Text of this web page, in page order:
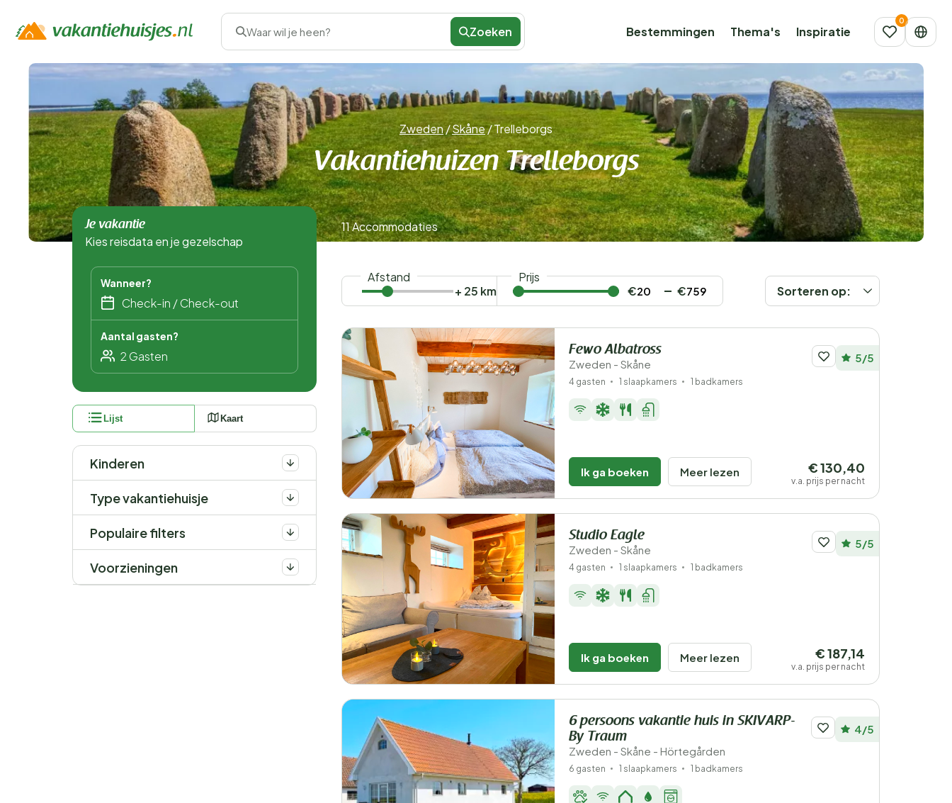
Waar wil je heen? Zoeken Bestemmingen Thema's Inspiratie
Zweden/Skåne/Trelleborgs
Vakantiehuizen Trelleborgs
Je vakantie
Kies reisdata en je gezelschap
Wanneer?
Aantal gasten?
Lijst Kaart
Kinderen
Type vakantiehuisje
Populaire filters
Voorzieningen
11 Accommodaties
Afstand
+ 25 km
Prijs
€
€ Sorteren op:
Fewo Albatross
Zweden - Skåne 5/5
4 gasten 1 slaapkamers 1 badkamers
Ik ga boeken Meer lezen € 130,40
v.a. prijs per nacht
Studio Eagle
Zweden - Skåne 5/5
4 gasten 1 slaapkamers 1 badkamers
Ik ga boeken Meer lezen € 187,14
v.a. prijs per nacht
6 persoons vakantie huis in SKIVARP-
By Traum
Zweden - Skåne - Hörtegården
4/5
6 gasten 1 slaapkamers 1 badkamers